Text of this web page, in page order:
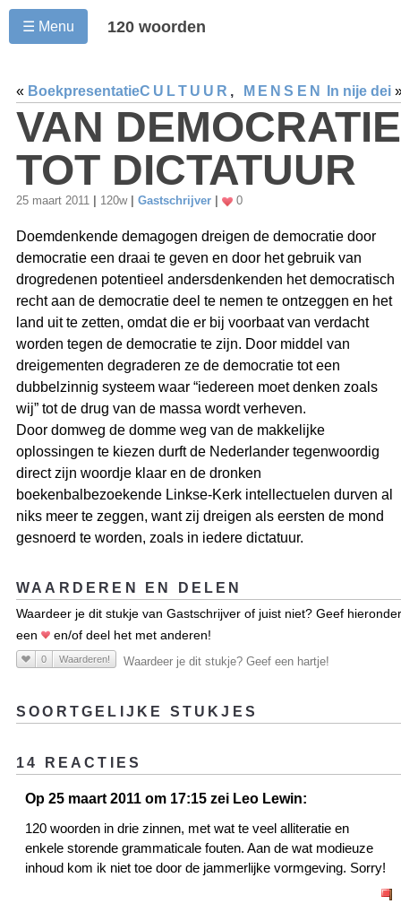
☰ Menu 120 woorden
« Boekpresentatie In nije dei
CULTUUR , MENSEN
VAN DEMOCRATIE
TOT DICTATUUR
25 maart 2011 120w Gastschrijver 0
Doemdenkende demagogen dreigen de democratie door
democratie een draai te geven en door het gebruik van
drogredenen potentieel andersdenkenden het democratisch
recht aan de democratie deel te nemen te ontzeggen en het
land uit te zetten, omdat die er bij voorbaat van verdacht
worden tegen de democratie te zijn. Door middel van
dreigementen degraderen ze de democratie tot een
dubbelzinnig systeem waar “iedereen moet denken zoals
wij” tot de drug van de massa wordt verheven.
Door domweg de domme weg van de makkelijke
oplossingen te kiezen durft de Nederlander tegenwoordig
direct zijn woordje klaar en de dronken
boekenbalbezoekende Linkse-Kerk intellectuelen durven al
niks meer te zeggen, want zij dreigen als eersten de mond
gesnoerd te worden, zoals in iedere dictatuur.
WAARDEREN EN DELEN
Waardeer je dit stukje van Gastschrijver of juist niet? Geef hieronder
een
en/of deel het met anderen!
0 Waarderen! Waardeer je dit stukje? Geef een hartje!
SOORTGELIJKE STUKJES
14 REACTIES
Op 25 maart 2011 om 17:15 zei Leo Lewin:
120 woorden in drie zinnen, met wat te veel alliteratie en
enkele storende grammaticale fouten. Aan de wat modieuze
inhoud kom ik niet toe door de jammerlijke vormgeving. Sorry!